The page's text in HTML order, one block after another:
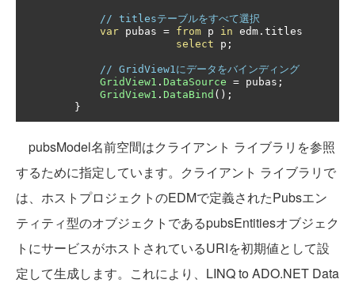
// titlesテーブルをすべて選択
var pubas = from p in edm . titles
select p ;
// GridView1にデータをバインディング
GridView1 . DataSource = pubas ;
GridView1 . DataBind ();
}
pubsModel名前空間はクライアント ライブラリを参照
するために指定しています。クライアント ライブラリで
は、ホストプロジェクトのEDMで定義されたPubsエン
ティティ型のオブジェクトであるpubsEntitiesオブジェク
トにサービスがホストされているURIを初期値として設
定して生成します。これにより、LINQ to ADO.NET Data